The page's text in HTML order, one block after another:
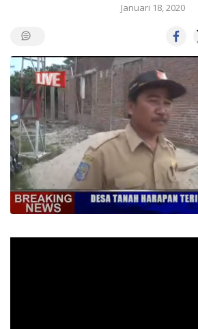
Januari 18, 2020